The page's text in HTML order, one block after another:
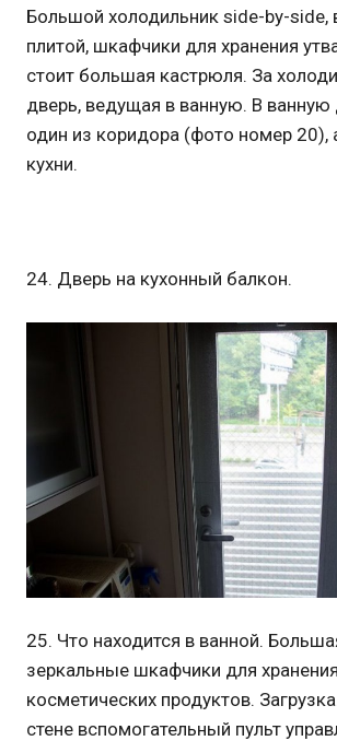
Большой холодильник side-by-
плитой, шкафчики для хранения
стоит большая кастрюля. За
дверь, ведущая в ванную. В ванную
один из коридора (фото номер 20),
кухни.
24. Дверь на кухонный балкон.
25. Что находится в ванной.
зеркальные шкафчики для хранения
косметических продуктов.
стене вспомогательный пульт